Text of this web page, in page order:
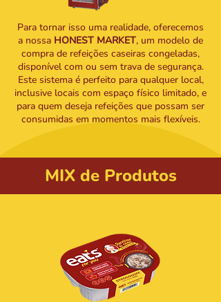
Para tornar isso uma realidade, oferecemos
a nossa HONEST MARKET, um modelo de
compra de refeições caseiras congeladas,
disponível com ou sem trava de segurança.
Este sistema é perfeito para qualquer local,
inclusive locais com espaço físico limitado, e
para quem deseja refeições que possam ser
consumidas em momentos mais flexíveis.
MIX de Produtos